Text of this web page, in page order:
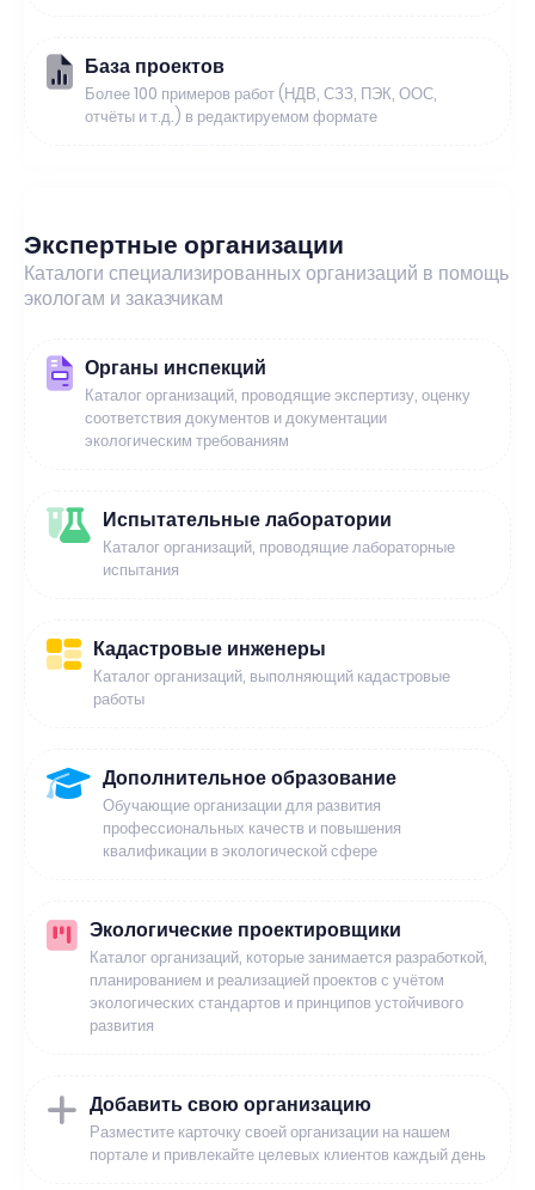
База проектов
Более 100 примеров работ (НДВ, СЗЗ, ПЭК, ООС,
отчёты и т.д.) в редактируемом формате
Экспертные организации
Каталоги специализированных организаций в помощь
экологам и заказчикам
Органы инспекций
Каталог организаций, проводящие экспертизу, оценку
соответствия документов и документации
экологическим требованиям
Испытательные лаборатории
Каталог организаций, проводящие лабораторные
испытания
Кадастровые инженеры
Каталог организаций, выполняющий кадастровые
работы
Дополнительное образование
Обучающие организации для развития
профессиональных качеств и повышения
квалификации в экологической сфере
Экологические проектировщики
Каталог организаций, которые занимается разработкой,
планированием и реализацией проектов с учётом
экологических стандартов и принципов устойчивого
развития
Добавить свою организацию
Разместите карточку своей организации на нашем
портале и привлекайте целевых клиентов каждый день